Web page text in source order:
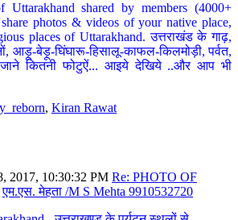
Uttarakhand shared by members (4000+
photos & videos of your native place,
places of Uttarakhand. उत्तराखंड के गाढ़,
आड़ू-बेड़ू-घिंघारू-हिसालू-काफल-किलमोड़ी, पर्वत,
जाने कितनी फोटुऐं... आइये देखिये ..और आप भी
, Kiran Rawat
2017, 10:30:32 PM Re: PHOTO OF
एम.एस. मेहता /M S Mehta 9910532720